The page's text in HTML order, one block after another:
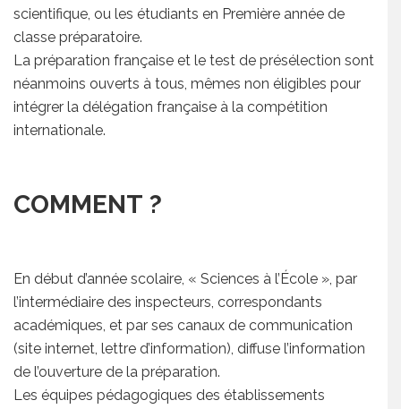
scientifique, ou les étudiants en Première année de
classe préparatoire.
La préparation française et le test de présélection sont
néanmoins ouverts à tous, mêmes non éligibles pour
intégrer la délégation française à la compétition
internationale.
COMMENT ?
En début d’année scolaire, « Sciences à l’École », par
l’intermédiaire des inspecteurs, correspondants
académiques, et par ses canaux de communication
(site internet, lettre d’information), diffuse l’information
de l’ouverture de la préparation.
Les équipes pédagogiques des établissements